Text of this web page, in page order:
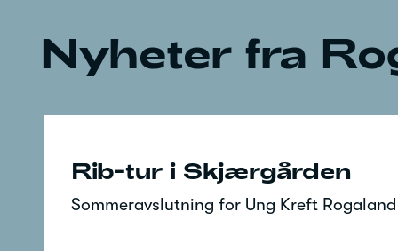
Nyheter fra
Rib-tur i Skjærgården
Sommeravslutning for Ung Kreft Rogaland